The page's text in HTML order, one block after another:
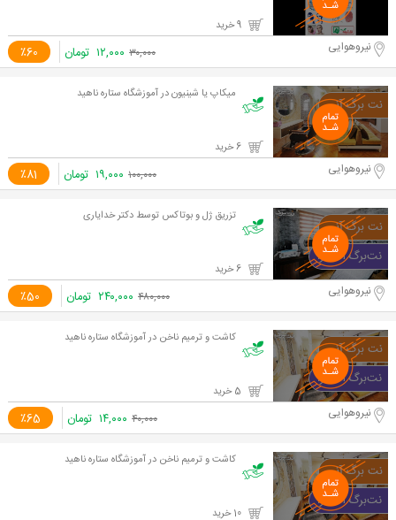
٪60 نیروهوایی ۳۰,۰۰۰ ۱۲,۰۰۰ تومان
میکاپ یا شینیون در آموزشگاه ستاره ناهید
٪81 نیروهوایی ۱۰۰,۰۰۰ ۱۹,۰۰۰ تومان
تزریق ژل و بوتاکس توسط دکتر خدایاری
٪50 نیروهوایی ۴۸۰,۰۰۰ ۲۴۰,۰۰۰ تومان
کاشت و ترمیم ناخن در آموزشگاه ستاره ناهید
٪65 نیروهوایی ۴۰,۰۰۰ ۱۴,۰۰۰ تومان
کاشت و ترمیم ناخن در آموزشگاه ستاره ناهید